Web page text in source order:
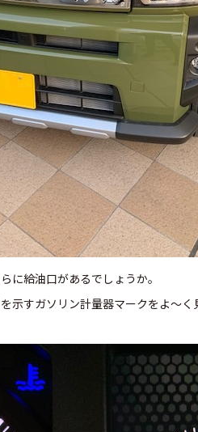
給油口があるでしょうか。
示すガソリン計量器マークをよ～